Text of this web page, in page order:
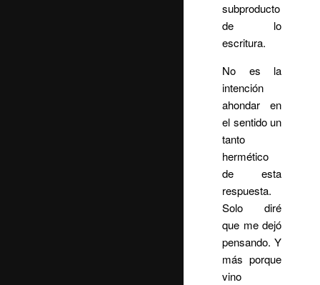
subproducto
de lo
escritura.
No es la
intención
ahondar en
el sentido un
tanto
hermético
de esta
respuesta.
Solo diré
que me dejó
pensando. Y
más porque
vino